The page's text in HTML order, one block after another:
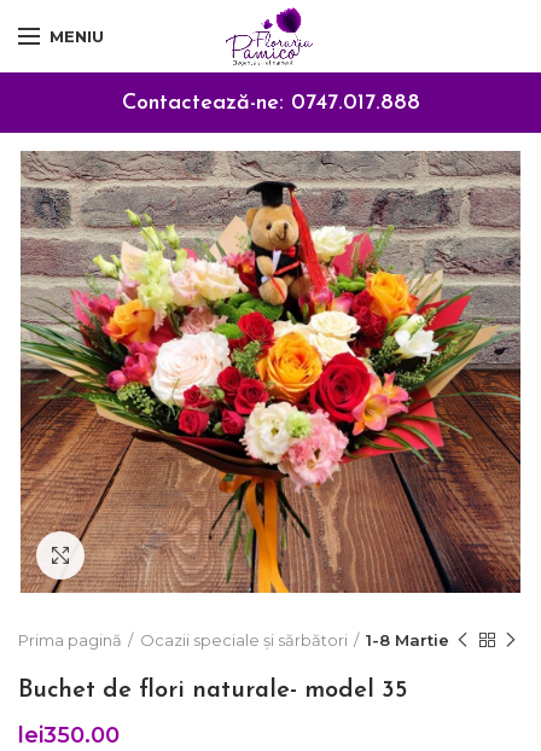
MENIU
Contactează-ne: 0747.017.888
Click to enlarge
Prima pagină Ocazii speciale și sărbători 1-8 Martie
Buchet de flori naturale- model 35
lei350.00